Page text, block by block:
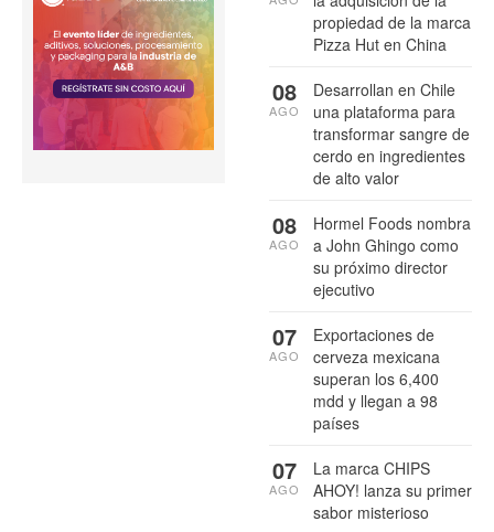
propiedad de la marca
Pizza Hut en China
Desarrollan en Chile
una plataforma para
transformar sangre de
cerdo en ingredientes
de alto valor
08
AGO
Hormel Foods nombra
a John Ghingo como
su próximo director
ejecutivo
08
AGO
Exportaciones de
cerveza mexicana
superan los 6,400
mdd y llegan a 98
países
07
AGO
La marca CHIPS
AHOY! lanza su primer
sabor misterioso
07
AGO